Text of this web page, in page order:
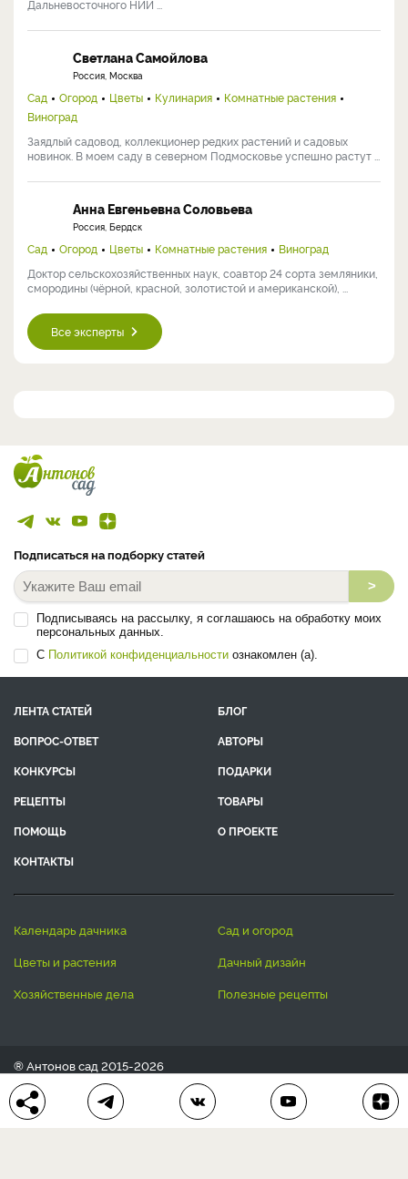
Дальневосточного НИИ ...
Светлана Самойлова
Россия, Москва
Сад Огород Цветы Кулинария
Комнатные растения
Виноград
Заядлый садовод, коллекционер редких растений и садовых
новинок. В моем саду в северном Подмосковье успешно растут ...
Анна Евгеньевна Соловьева
Россия, Бердск
Сад Огород Цветы Комнатные растения
Виноград
Доктор сельскохозяйственных наук, соавтор 24 сорта земляники,
смородины (чёрной, красной, золотистой и американской), ...
Все эксперты
Подписаться на подборку статей
>
Подписываясь на рассылку, я соглашаюсь на обработку моих
персональных данных.
С Политикой конфиденциальности ознакомлен (а).
ЛЕНТА СТАТЕЙ
БЛОГ
ВОПРОС-ОТВЕТ
АВТОРЫ
КОНКУРСЫ
ПОДАРКИ
РЕЦЕПТЫ
ТОВАРЫ
ПОМОЩЬ
О ПРОЕКТЕ
КОНТАКТЫ
календарь дачника
сад и огород
цветы и растения
дачный дизайн
хозяйственные дела
полезные рецепты
® Антонов сад 2015-2026
Политика конфиденциальности
Пользовательское соглашение